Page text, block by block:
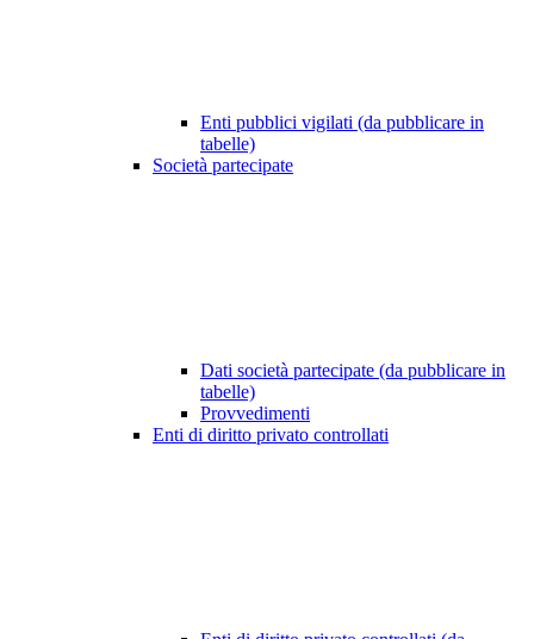
Enti pubblici vigilati (da pubblicare in
tabelle)
Società partecipate
Dati società partecipate (da pubblicare in
tabelle)
Provvedimenti
Enti di diritto privato controllati